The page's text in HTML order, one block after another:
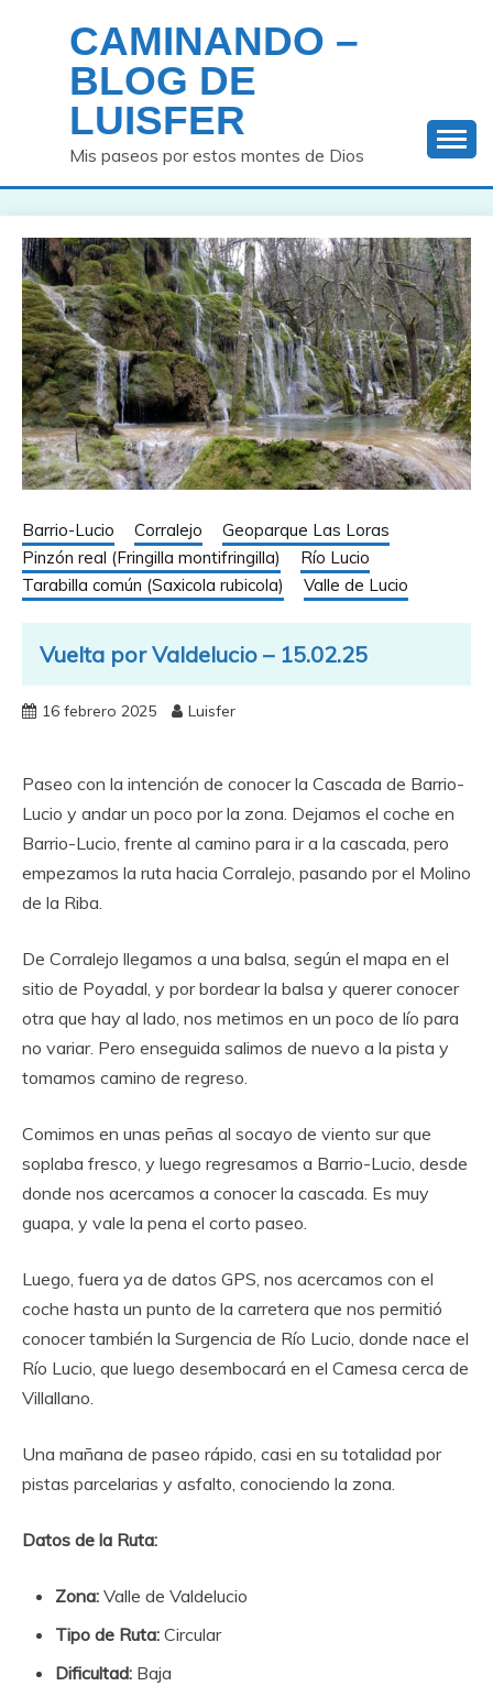
contenido
CAMINANDO –
BLOG DE
LUISFER
Mis paseos por estos montes de Dios
Barrio-Lucio Corralejo
Geoparque Las Loras
Pinzón real (Fringilla montifringilla)
Río Lucio
Tarabilla común (Saxicola rubicola)
Valle de Lucio
Vuelta por Valdelucio – 15.02.25
16 febrero 2025 Luisfer
Paseo con la intención de conocer la Cascada de Barrio-
Lucio y andar un poco por la zona. Dejamos el coche en
Barrio-Lucio, frente al camino para ir a la cascada, pero
empezamos la ruta hacia Corralejo, pasando por el Molino
de la Riba.
De Corralejo llegamos a una balsa, según el mapa en el
sitio de Poyadal, y por bordear la balsa y querer conocer
otra que hay al lado, nos metimos en un poco de lío para
no variar. Pero enseguida salimos de nuevo a la pista y
tomamos camino de regreso.
Comimos en unas peñas al socayo de viento sur que
soplaba fresco, y luego regresamos a Barrio-Lucio, desde
donde nos acercamos a conocer la cascada. Es muy
guapa, y vale la pena el corto paseo.
Luego, fuera ya de datos GPS, nos acercamos con el
coche hasta un punto de la carretera que nos permitió
conocer también la Surgencia de Río Lucio, donde nace el
Río Lucio, que luego desembocará en el Camesa cerca de
Villallano.
Una mañana de paseo rápido, casi en su totalidad por
pistas parcelarias y asfalto, conociendo la zona.
Datos de la Ruta:
Zona: Valle de Valdelucio
Tipo de Ruta: Circular
Dificultad: Baja